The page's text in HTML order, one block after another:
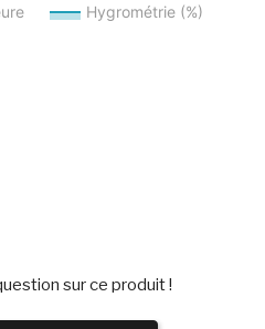
Hygrométrie (%)
sur ce produit !